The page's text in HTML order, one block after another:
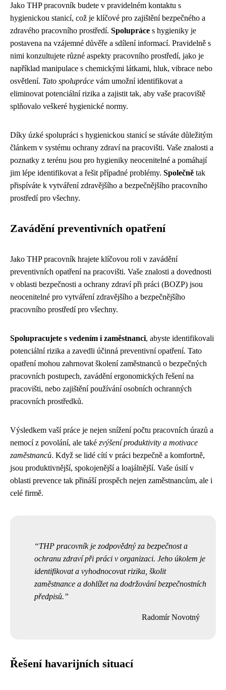
Jako THP pracovník budete v pravidelném kontaktu s
hygienickou stanicí, což je klíčové pro zajištění bezpečného a
zdravého pracovního prostředí. Spolupráce s hygieniky je
postavena na vzájemné důvěře a sdílení informací. Pravidelně s
nimi konzultujete různé aspekty pracovního prostředí, jako je
například manipulace s chemickými látkami, hluk, vibrace nebo
osvětlení. Tato spolupráce vám umožní identifikovat a
eliminovat potenciální rizika a zajistit tak, aby vaše pracoviště
splňovalo veškeré hygienické normy.
Díky úzké spolupráci s hygienickou stanicí se stáváte důležitým
článkem v systému ochrany zdraví na pracovišti. Vaše znalosti a
poznatky z terénu jsou pro hygieniky neocenitelné a pomáhají
jim lépe identifikovat a řešit případné problémy. Společně tak
přispíváte k vytváření zdravějšího a bezpečnějšího pracovního
prostředí pro všechny.
Zavádění preventivních opatření
Jako THP pracovník hrajete klíčovou roli v zavádění
preventivních opatření na pracovišti. Vaše znalosti a dovednosti
v oblasti bezpečnosti a ochrany zdraví při práci (BOZP) jsou
neocenitelné pro vytváření zdravějšího a bezpečnějšího
pracovního prostředí pro všechny.
Spolupracujete s vedením i zaměstnanci, abyste identifikovali
potenciální rizika a zavedli účinná preventivní opatření. Tato
opatření mohou zahrnovat školení zaměstnanců o bezpečných
pracovních postupech, zavádění ergonomických řešení na
pracovišti, nebo zajištění používání osobních ochranných
pracovních prostředků.
Výsledkem vaší práce je nejen snížení počtu pracovních úrazů a
nemocí z povolání, ale také zvýšení produktivity a motivace
zaměstnanců. Když se lidé cítí v práci bezpečně a komfortně,
jsou produktivnější, spokojenější a loajálnější. Vaše úsilí v
oblasti prevence tak přináší prospěch nejen zaměstnancům, ale i
celé firmě.
THP pracovník je zodpovědný za bezpečnost a
ochranu zdraví při práci v organizaci. Jeho úkolem je
identifikovat a vyhodnocovat rizika, školit
zaměstnance a dohlížet na dodržování bezpečnostních
předpisů.
Radomír Novotný
Řešení havarijních situací